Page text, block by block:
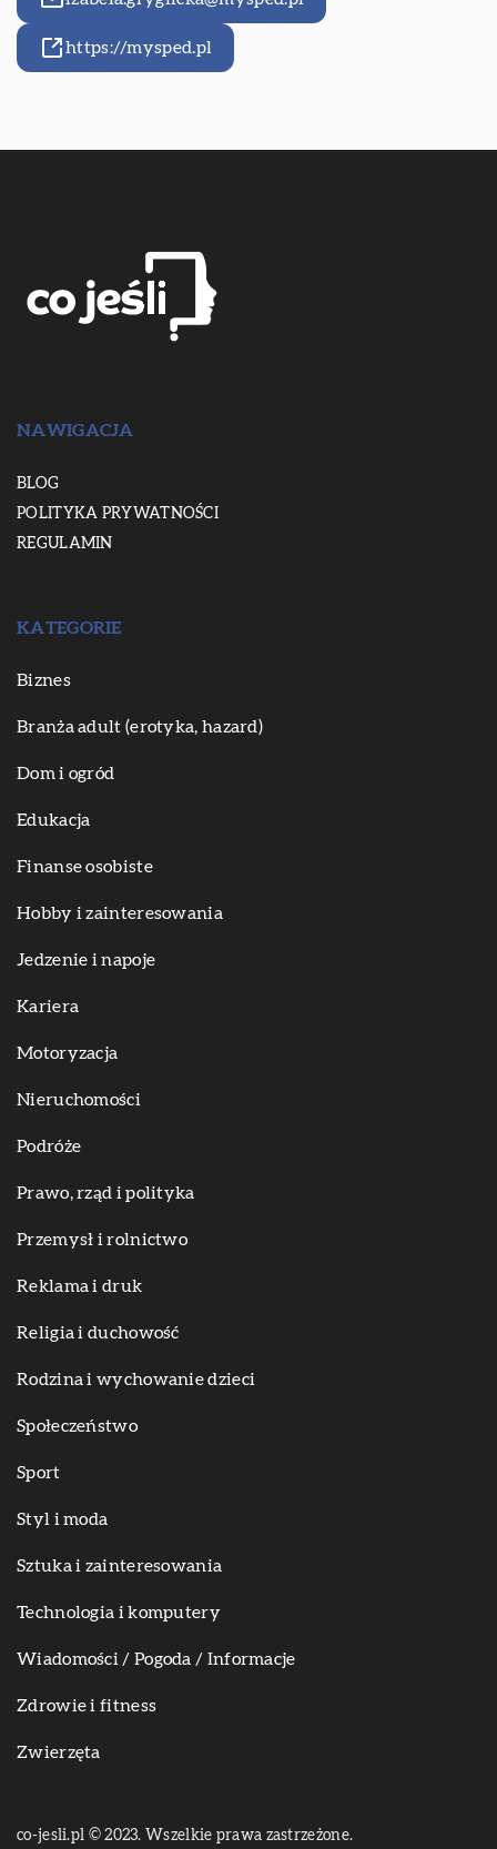
https://mysped.pl
NAWIGACJA
BLOG
POLITYKA PRYWATNOŚCI
REGULAMIN
KATEGORIE
Biznes
Branża adult (erotyka, hazard)
Dom i ogród
Edukacja
Finanse osobiste
Hobby i zainteresowania
Jedzenie i napoje
Kariera
Motoryzacja
Nieruchomości
Podróże
Prawo, rząd i polityka
Przemysł i rolnictwo
Reklama i druk
Religia i duchowość
Rodzina i wychowanie dzieci
Społeczeństwo
Sport
Styl i moda
Sztuka i zainteresowania
Technologia i komputery
Wiadomości / Pogoda / Informacje
Zdrowie i fitness
Zwierzęta
co-jesli.pl © 2023. Wszelkie prawa zastrzeżone.